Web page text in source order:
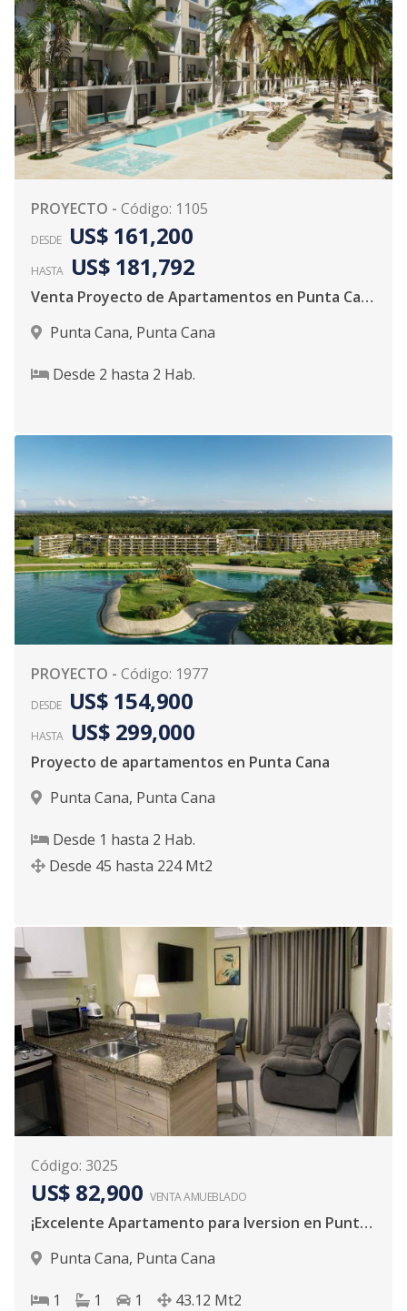
PROYECTO - Código: 1105
DESDE US$ 161,200
HASTA US$ 181,792
Venta Proyecto de Apartamentos en Punta Cana
Punta Cana, Punta Cana
Desde 2 hasta 2 Hab.
PROYECTO - Código: 1977
DESDE US$ 154,900
HASTA US$ 299,000
Proyecto de apartamentos en Punta Cana
Punta Cana, Punta Cana
Desde 1 hasta 2 Hab.
Desde 45 hasta 224 Mt2
Código: 3025
US$ 82,900 VENTA AMUEBLADO
¡Excelente Apartamento para Iversion en Punta Cana!
Punta Cana, Punta Cana
1 1 1 43.12 Mt2